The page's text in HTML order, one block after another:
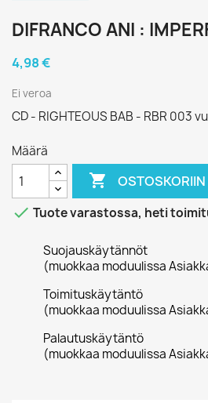
DIFRANCO ANI :
4,98 €
Ei veroa
CD - RIGHTEOUS BAB - RBR 003
Määrä
 OSTOSKORIIN
 Tuote varastossa, heti
Suojauskäytännöt
(muokkaa moduulissa
Toimituskäytäntö
(muokkaa moduulissa
Palautuskäytäntö
(muokkaa moduulissa